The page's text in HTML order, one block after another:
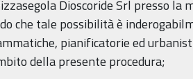
Dioscoride Srl presso la
che tale possibilità è
pianificatorie ed
della presente procedura;